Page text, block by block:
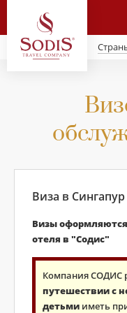
Виза в Сингапур
Визы
отеля в "Содис"
Компания СОДИС
путешествии с
детьми иметь